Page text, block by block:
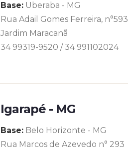
Base: Uberaba - MG
Rua Adail Gomes Ferreira, n°593
Jardim Maracanã
34 99319-9520 / 34 991102024
Igarapé - MG
Base: Belo Horizonte - MG
Rua Marcos de Azevedo n° 293